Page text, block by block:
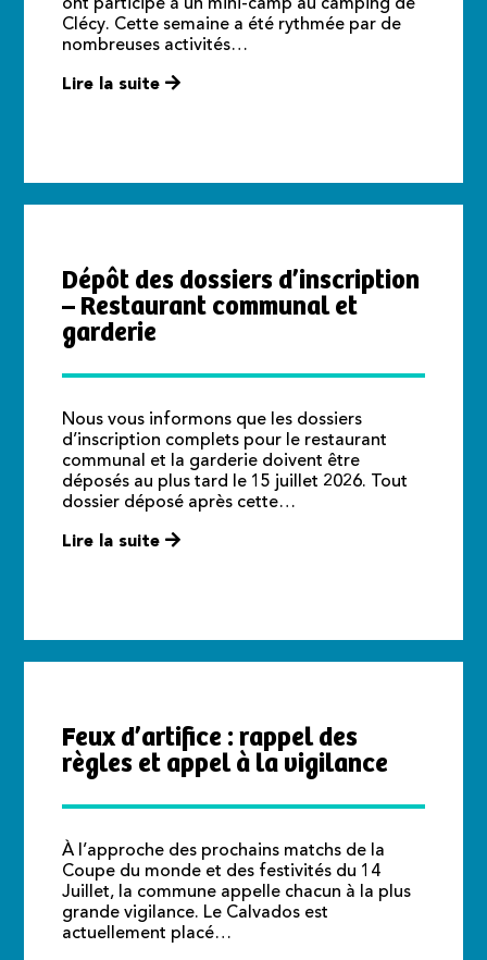
ont participé à un mini-camp au camping de
Clécy. Cette semaine a été rythmée par de
nombreuses activités…
Lire la suite
Dépôt des dossiers d’inscription
– Restaurant communal et
garderie
Nous vous informons que les dossiers
d’inscription complets pour le restaurant
communal et la garderie doivent être
déposés au plus tard le 15 juillet 2026. Tout
dossier déposé après cette…
Lire la suite
Feux d’artifice : rappel des
règles et appel à la vigilance
À l’approche des prochains matchs de la
Coupe du monde et des festivités du 14
Juillet, la commune appelle chacun à la plus
grande vigilance. Le Calvados est
actuellement placé…